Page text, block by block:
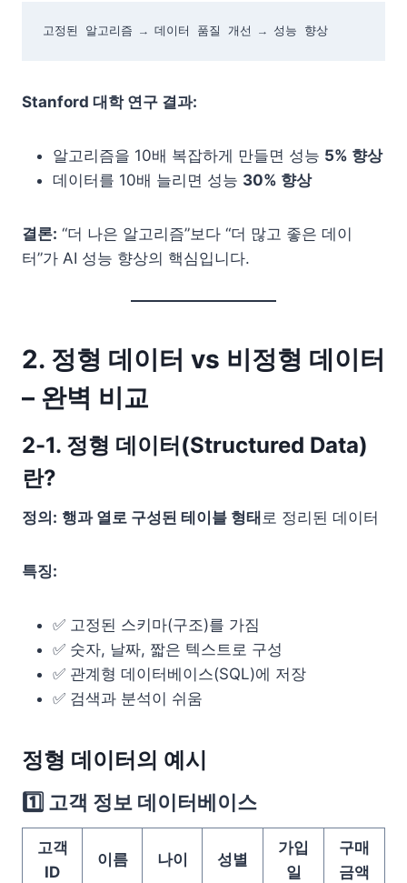
고정된 알고리즘 → 데이터 품질 개선 → 성능 향상
Stanford 대학 연구 결과:
알고리즘을 10배 복잡하게 만들면 성능 5% 향상
데이터를 10배 늘리면 성능 30% 향상
결론: “더 나은 알고리즘”보다 “더 많고 좋은 데이
터”가 AI 성능 향상의 핵심입니다.
2. 정형 데이터 vs 비정형 데이터
– 완벽 비교
2-1. 정형 데이터(Structured Data)
란?
정의: 행과 열로 구성된 테이블 형태 로 정리된 데이터
특징:
✅ 고정된 스키마(구조)를 가짐
✅ 숫자, 날짜, 짧은 텍스트로 구성
✅ 관계형 데이터베이스(SQL)에 저장
✅ 검색과 분석이 쉬움
정형 데이터의 예시
1️⃣ 고객 정보 데이터베이스
고객
ID
이름 나이 성별
가입
일
구매
금액